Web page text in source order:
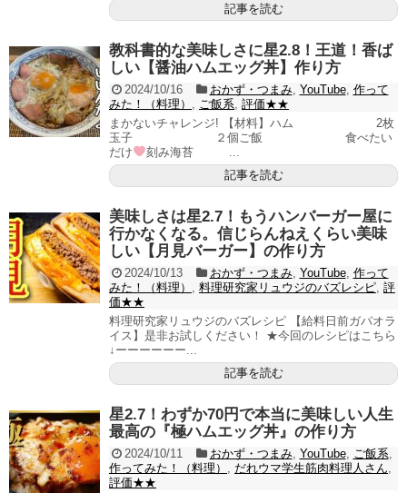
記事を読む
教科書的な美味しさに星2.8！王道！香ば
しい【醤油ハムエッグ丼】作り方
2024/10/16 おかず・つまみ, YouTube, 作って
みた！（料理）
ご飯系 評価★★
まかないチャレンジ! 【材料】ハム 2枚
玉子 ２個ご飯 食べたい
だけ
刻み海苔 ...
記事を読む
美味しさは星2.7！もうハンバーガー屋に
行かなくなる。信じらんねえくらい美味
しい【月見バーガー】の作り方
2024/10/13 おかず・つまみ, YouTube, 作って
みた！（料理）
料理研究家リュウジのバズレシピ 評
価★★
料理研究家リュウジのバズレシピ 【給料日前ガパオラ
イス】是非お試しください！ ★今回のレシピはこちら
↓ーーーーーー...
記事を読む
星2.7！わずか70円で本当に美味しい人生
最高の『極ハムエッグ丼』の作り方
2024/10/11 おかず・つまみ, YouTube, ご飯系
作ってみた！（料理）
だれウマ学生筋肉料理人さん
評価★★